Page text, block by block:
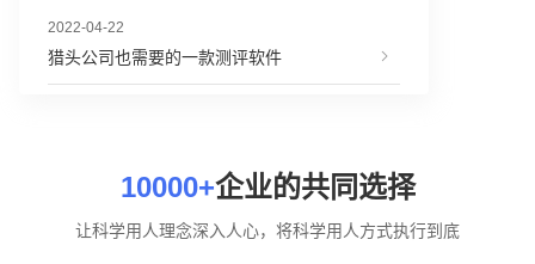
2022-04-22
猎头公司也需要的一款测评软件
10000+企业的共同选择
让科学用人理念深入人心，将科学用人方式执行到底